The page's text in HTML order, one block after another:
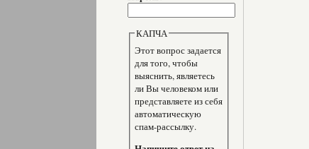
КАПЧА
Этот вопрос задается
для того, чтобы
выяснить, являетесь
ли Вы человеком или
представляете из себя
автоматическую
спам-рассылку.